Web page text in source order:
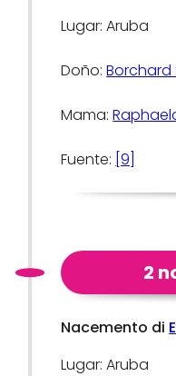
Lugar: Aruba
Doño:Borchard
Mama:
Fuente: [9]
2
Nacemento di
Lugar: Aruba